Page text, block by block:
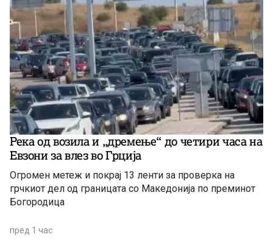
Река од возила и „дремење“ до четири часа на
Евзони за влез во Грција
Огромен метеж и покрај 13 ленти за проверка на
грчкиот дел од границата со Македонија по преминот
Богородица
пред 1 час